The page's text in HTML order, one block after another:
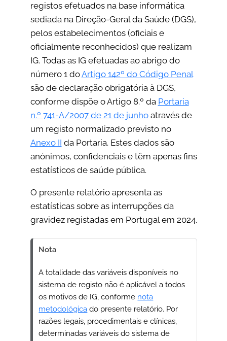
registos efetuados na base informática
sediada na Direção-Geral da Saúde (DGS),
pelos estabelecimentos (oficiais e
oficialmente reconhecidos) que realizam
IG. Todas as IG efetuadas ao abrigo do
número 1 doArtigo 142º do Código Penal
são de declaração obrigatória à DGS,
conforme dispõe o Artigo 8.º da Portaria
n.º 741-A/2007 de 21 de junhoatravés de
um registo normalizado previsto no
Anexo II da Portaria. Estes dados são
anónimos, confidenciais e têm apenas fins
estatísticos de saúde pública.
O presente relatório apresenta as
estatísticas sobre as interrupções da
gravidez registadas em Portugal em 2024.
N
n
e
Nota
A totalidade das variáveis disponíveis no
sistema de registo não é aplicável a todos
os motivos de IG, conforme nota
metodológica do presente relatório. Por
razões legais, procedimentais e clínicas,
determinadas variáveis do sistema de